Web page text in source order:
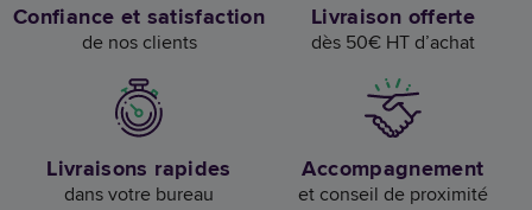
Confiance et satisfaction
de nos clients
Livraison offerte
dès 50€ HT d’achat
Livraisons rapides
dans votre bureau
Accompagnement
et conseil de proximité